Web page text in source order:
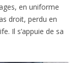
en uniforme
droit, perdu en
Il s’appuie de sa